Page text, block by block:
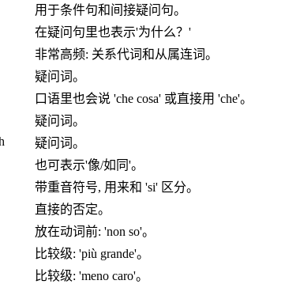
用于条件句和间接疑问句。
在疑问句里也表示'为什么？'
非常高频: 关系代词和从属连词。
疑问词。
口语里也会说 'che cosa' 或直接用 'che'。
疑问词。
疑问词。
也可表示'像/如同'。
带重音符号, 用来和 'si' 区分。
直接的否定。
放在动词前: 'non so'。
比较级: 'più grande'。
比较级: 'meno caro'。